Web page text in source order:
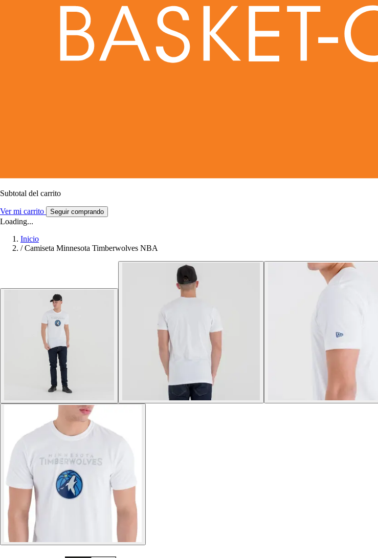
Subtotal del carrito
Ver mi carrito Seguir comprando
Loading...
Inicio
/ Camiseta Minnesota Timberwolves NBA